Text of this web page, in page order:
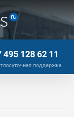
495 128 62 11
поддержка